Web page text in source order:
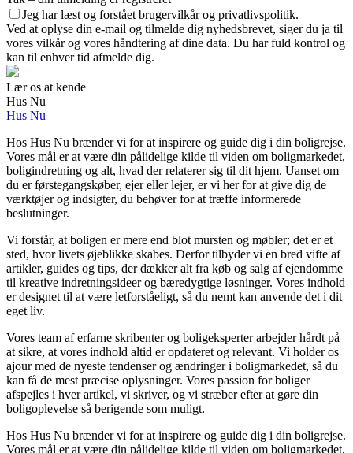
Jeg har læst og forstået brugervilkår og privatlivspolitik.
Ved at oplyse din e-mail og tilmelde dig nyhedsbrevet, siger du ja til
vores vilkår og vores håndtering af dine data. Du har fuld kontrol og
kan til enhver tid afmelde dig.
Lær os at kende
Hus Nu
Hus Nu
Hos Hus Nu brænder vi for at inspirere og guide dig i din boligrejse.
Vores mål er at være din pålidelige kilde til viden om boligmarkedet,
boligindretning og alt, hvad der relaterer sig til dit hjem. Uanset om
du er førstegangskøber, ejer eller lejer, er vi her for at give dig de
værktøjer og indsigter, du behøver for at træffe informerede
beslutninger.
Vi forstår, at boligen er mere end blot mursten og møbler; det er et
sted, hvor livets øjeblikke skabes. Derfor tilbyder vi en bred vifte af
artikler, guides og tips, der dækker alt fra køb og salg af ejendomme
til kreative indretningsideer og bæredygtige løsninger. Vores indhold
er designet til at være letforståeligt, så du nemt kan anvende det i dit
eget liv.
Vores team af erfarne skribenter og boligeksperter arbejder hårdt på
at sikre, at vores indhold altid er opdateret og relevant. Vi holder os
ajour med de nyeste tendenser og ændringer i boligmarkedet, så du
kan få de mest præcise oplysninger. Vores passion for boliger
afspejles i hver artikel, vi skriver, og vi stræber efter at gøre din
boligoplevelse så berigende som muligt.
Hos Hus Nu brænder vi for at inspirere og guide dig i din boligrejse.
Vores mål er at være din pålidelige kilde til viden om boligmarkedet,